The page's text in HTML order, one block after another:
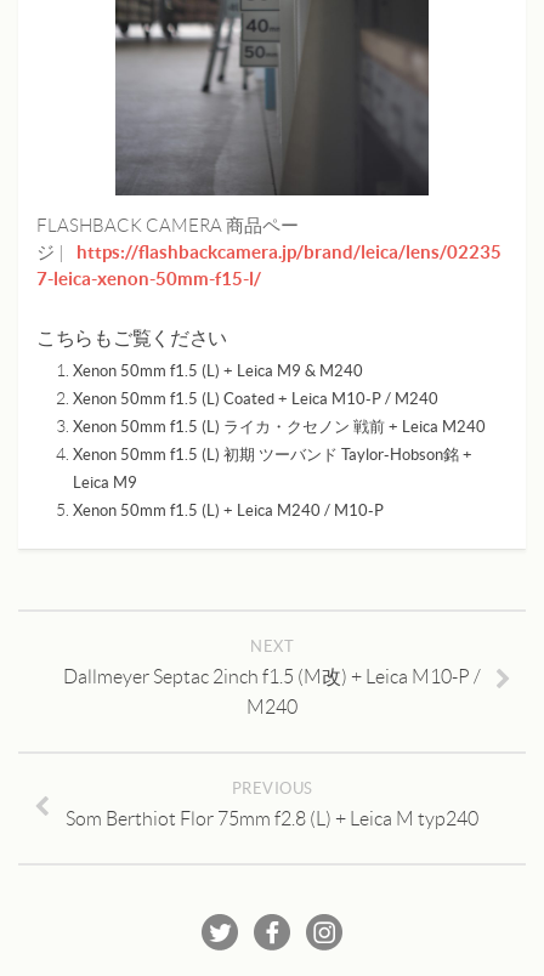
FLASHBACK CAMERA 商品ペー
ジ |
https://flashbackcamera.jp/brand/leica/lens/02235
7-leica-xenon-50mm-f15-l/
こちらもご覧ください
Xenon 50mm f1.5 (L) + Leica M9 & M240
Xenon 50mm f1.5 (L) Coated + Leica M10-P / M240
Xenon 50mm f1.5 (L) ライカ・クセノン 戦前 + Leica M240
Xenon 50mm f1.5 (L) 初期 ツーバンド Taylor-Hobson銘 +
Leica M9
Xenon 50mm f1.5 (L) + Leica M240 / M10-P
NEXT
Dallmeyer Septac 2inch f1.5 (M改) + Leica M10-P /
M240
PREVIOUS
Som Berthiot Flor 75mm f2.8 (L) + Leica M typ240